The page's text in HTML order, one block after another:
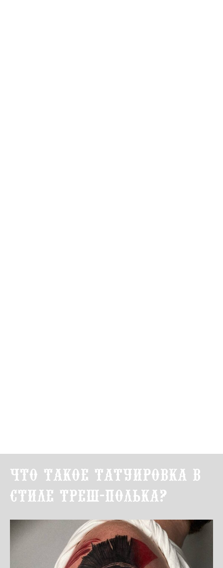
Что такое татуировка в
стиле треш-полька?